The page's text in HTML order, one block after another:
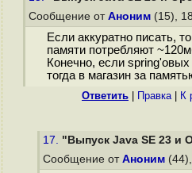
Сообщение от Аноним (15),
Если аккуратно писать,
памяти потребляют
Конечно, если
тогда в магазин за
Ответить Правка| К
17. "Выпуск Java SE 23 и
Сообщение от Аноним